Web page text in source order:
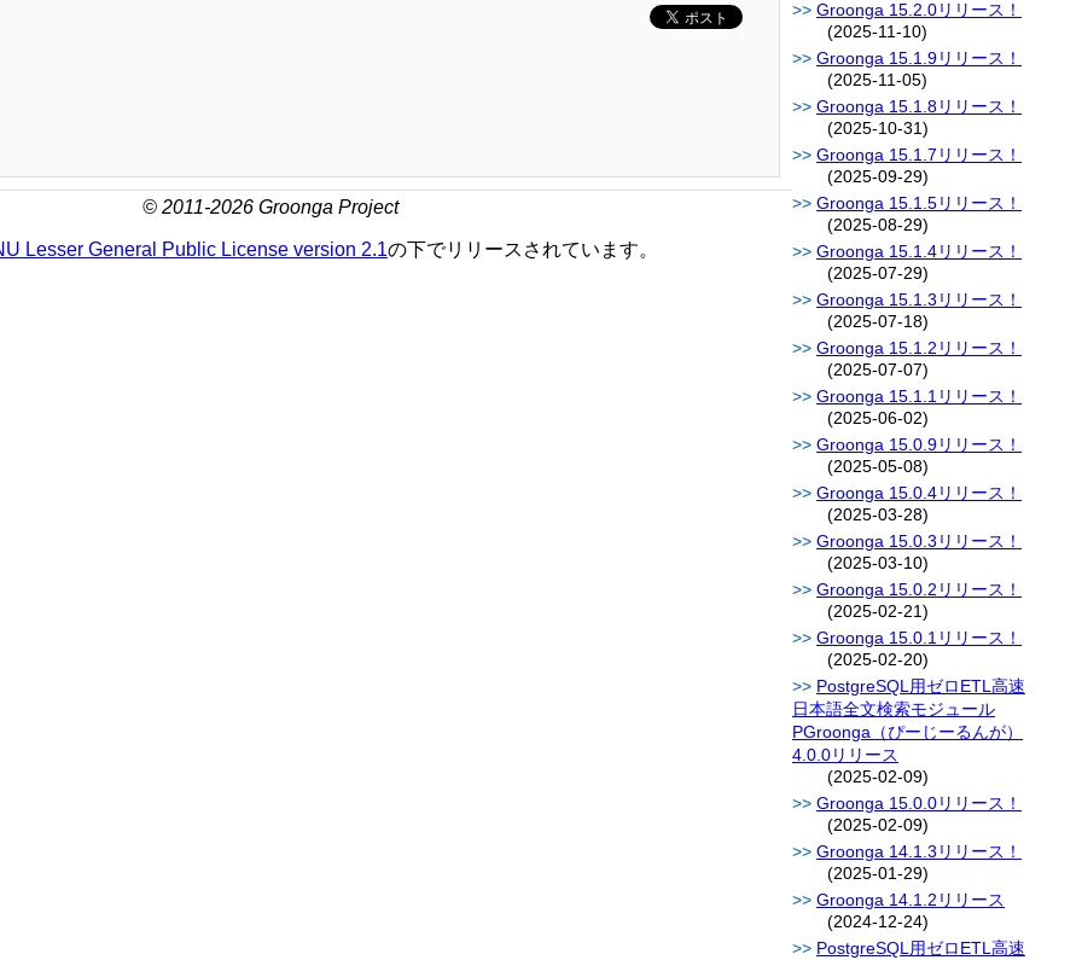
Groonga 15.2.0リリース！
(2025-11-10)
Groonga 15.1.9リリース！
(2025-11-05)
Groonga 15.1.8リリース！
(2025-10-31)
Groonga 15.1.7リリース！
(2025-09-29)
Groonga 15.1.5リリース！
(2025-08-29)
Groonga 15.1.4リリース！
(2025-07-29)
Groonga 15.1.3リリース！
(2025-07-18)
Groonga 15.1.2リリース！
(2025-07-07)
Groonga 15.1.1リリース！
(2025-06-02)
Groonga 15.0.9リリース！
(2025-05-08)
Groonga 15.0.4リリース！
(2025-03-28)
Groonga 15.0.3リリース！
(2025-03-10)
Groonga 15.0.2リリース！
(2025-02-21)
Groonga 15.0.1リリース！
(2025-02-20)
PostgreSQL用ゼロETL高速
日本語全文検索モジュール
PGroonga（ぴーじーるんが）
4.0.0リリース
(2025-02-09)
Groonga 15.0.0リリース！
(2025-02-09)
Groonga 14.1.3リリース！
(2025-01-29)
Groonga 14.1.2リリース
(2024-12-24)
PostgreSQL用ゼロETL高速
© 2011-2026 Groonga Project
Lesser General Public License version 2.1の下でリリースされています。